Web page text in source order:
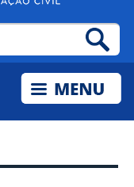
Legislação